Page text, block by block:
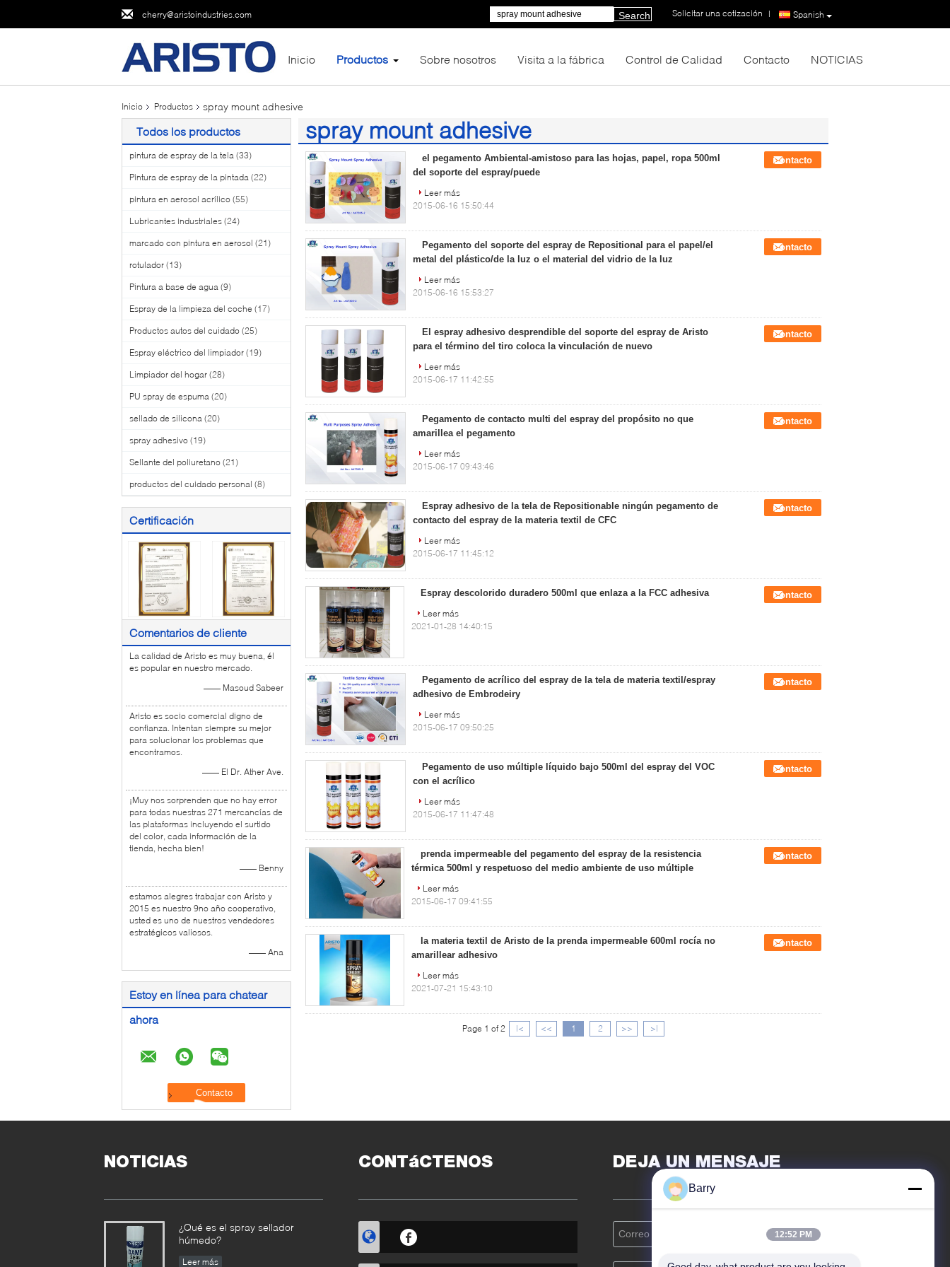
cherry@aristoindustries.com Spanish
Solicitar una cotización |
Search
Inicio Productos Sobre nosotros Visita a la fábrica Control de Calidad Contacto NOTICIAS
Inicio Productos spray mount adhesive
Todos los productos
pintura de espray de la tela (33)
Pintura de espray de la pintada (22)
pintura en aerosol acrílico (55)
Lubricantes industriales (24)
marcado con pintura en aerosol (21)
rotulador (13)
Pintura a base de agua (9)
Espray de la limpieza del coche (17)
Productos autos del cuidado (25)
Espray eléctrico del limpiador (19)
Limpiador del hogar (28)
PU spray de espuma (20)
sellado de silicona (20)
spray adhesivo (19)
Sellante del poliuretano (21)
productos del cuidado personal (8)
Certificación
Comentarios de cliente
La calidad de Aristo es muy buena, él
es popular en nuestro mercado.
—— Masoud Sabeer
Aristo es socio comercial digno de
confianza. Intentan siempre su mejor
para solucionar los problemas que
encontramos.
—— El Dr. Ather Ave.
¡Muy nos sorprenden que no hay error
para todas nuestras 271 mercancías de
las plataformas incluyendo el surtido
del color, cada información de la
tienda, hecha bien!
—— Benny
estamos alegres trabajar con Aristo y
2015 es nuestro 9no año cooperativo,
usted es uno de nuestros vendedores
estratégicos valiosos.
—— Ana
Estoy en línea para chatear
ahora
spray mount adhesive
(17)
el pegamento Ambiental-amistoso para las hojas, papel, ropa 500ml
del soporte del espray/puede
Contacto
Leer más
2015-06-16 15:50:44
Pegamento del soporte del espray de Repositional para el papel/el
metal del plástico/de la luz o el material del vidrio de la luz
Contacto
Leer más
2015-06-16 15:53:27
El espray adhesivo desprendible del soporte del espray de Aristo
para el término del tiro coloca la vinculación de nuevo
Contacto
Leer más
2015-06-17 11:42:55
Pegamento de contacto multi del espray del propósito no que
amarillea el pegamento
Contacto
Leer más
2015-06-17 09:43:46
Espray adhesivo de la tela de Repositionable ningún pegamento de
contacto del espray de la materia textil de CFC
Contacto
Leer más
2015-06-17 11:45:12
Espray descolorido duradero 500ml que enlaza a la FCC adhesiva
Contacto
Leer más
2021-01-28 14:40:15
Pegamento de acrílico del espray de la tela de materia textil/espray
adhesivo de Embrodeiry
Contacto
Leer más
2015-06-17 09:50:25
Pegamento de uso múltiple líquido bajo 500ml del espray del VOC
con el acrílico
Contacto
Leer más
2015-06-17 11:47:48
prenda impermeable del pegamento del espray de la resistencia
térmica 500ml y respetuoso del medio ambiente de uso múltiple
Contacto
Leer más
2015-06-17 09:41:55
la materia textil de Aristo de la prenda impermeable 600ml rocía no
amarillear adhesivo
Contacto
Leer más
2021-07-21 15:43:10
Page 1 of 2 |< << 1 2 >> >|
NOTICIAS
¿Qué es el spray sellador
húmedo?
Leer más
CONTáCTENOS DEJA UN MENSAJE
Barry
12:52 PM